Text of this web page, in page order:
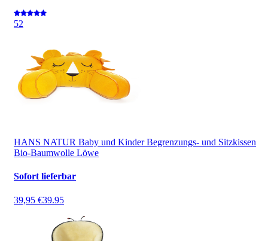
52
HANS NATUR Baby und Kinder Begrenzungs- und Sitzkissen
Bio-Baumwolle Löwe
Sofort lieferbar
39,95 €39.95